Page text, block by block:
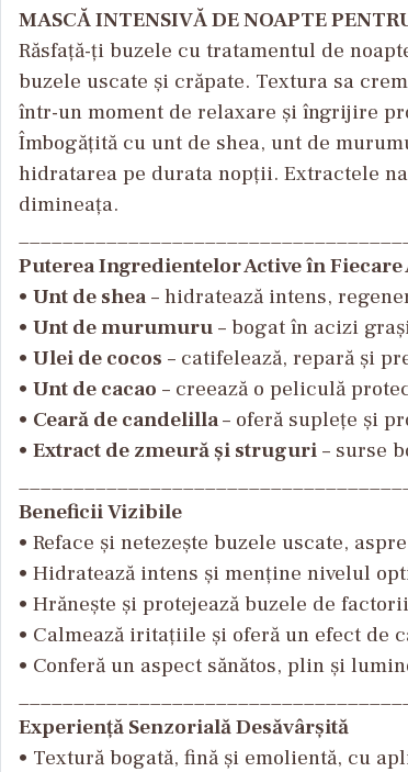
MASCĂ INTENSIVĂ DE NOAPTE
Răsfață-ți buzele cu tratamentul de
buzele uscate și crăpate. Textura sa
într-un moment de relaxare și îngrijire
Îmbogățită cu unt de shea, unt de
hidratarea pe durata nopții. Extractele
dimineața.
Puterea Ingredientelor Active în
• Unt de shea– hidratează intens,
• Unt de murumuru – bogat în acizi
• Ulei de cocos – catifelează, repară și
• Unt de cacao – creează o peliculă
• Ceară de candelilla– oferă suplețe și
• Extract de zmeură și struguri – surse
Beneficii Vizibile
• Reface și netezește buzele uscate,
• Hidratează intens și menține nivelul
• Hrănește și protejează buzele de
• Calmează iritațiile și oferă un efect de
• Conferă un aspect sănătos, plin și
Experiență Senzorială Desăvârșită
• Textură bogată, fină și emolientă, cu